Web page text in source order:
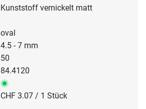
Kunststoff vernickelt matt
oval
4.5 - 7 mm
50
84.4120
CHF 3.07 / 1 Stück